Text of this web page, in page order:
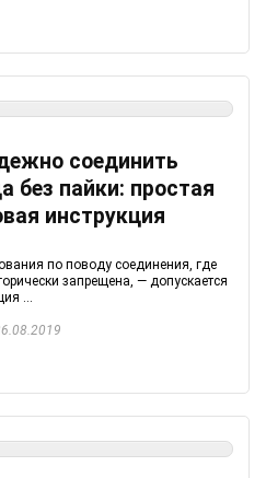
соединить
без пайки: простая
инструкция
по поводу соединения, где
запрещена, — допускается
...